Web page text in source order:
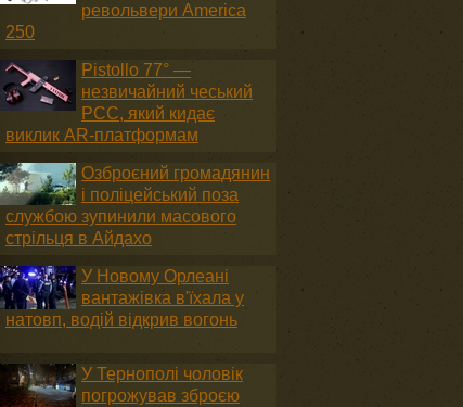
револьвери America
250
Pistollo 77° —
незвичайний чеський
PCC, який кидає
виклик AR-платформам
Озброєний громадянин
і поліцейський поза
службою зупинили масового
стрільця в Айдахо
У Новому Орлеані
вантажівка в'їхала у
натовп, водій відкрив вогонь
У Тернополі чоловік
погрожував зброєю